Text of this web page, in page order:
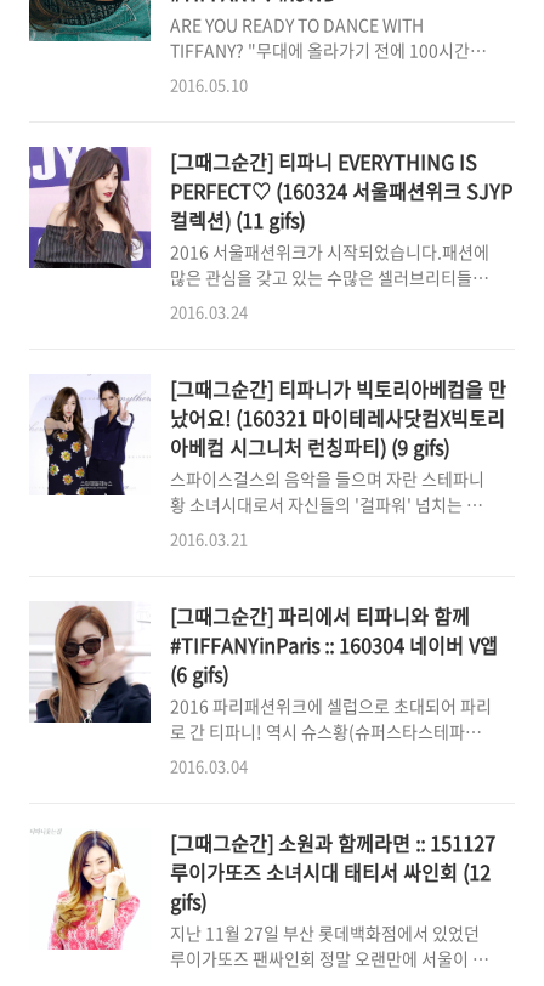
#IJustWannaDance :: 160510 티파니 솔
로 티저 (11 gifs)
ARE YOU READY TO DANCE WITH
TIFFANY? "무대에 올라가기 전에 100시간이
라도 생각하고 생각하고 준비하는" 티파니가 자
든 순간을 눈으로 귀로 마음으로 새길게요. 축하
해 파니야. 우리 같이 달리자.
2016.05.10
[그때그순간] 티파니 EVERYTHING IS
PERFECT♡ (160324 서울패션위크 SJYP
컬렉션) (11 gifs)
2016 서울패션위크가 시작되었습니다.패션에
많은 관심을 갖고 있는 수많은 셀러브리티들이
컬렉션을 관람하고 있는데요.패션! 패션!이라
도 빠질 수 없겠죠. ^^ 21일 빅토리아 베컴과의
만남을 시작으로 매일 매일 아름답고 화려한 모
습으로 우리를 만나고 있는 티파니오늘
(160324)도 티파니는 치묭적인 어깨와 레드립
으로 무장하고!SJYP(스티브제이요니피) 브랜
드의 컬렉션을 관람하기 위해 나타났어요~ 총
총 걸음으로 포토월에 등장한 티파니 워후! 워
지 요청에 진지하고 카리스마있게 응하는 티파
니의 모습 SUPERSTAR STEPHANI..
2016.03.24
[그때그순간] 티파니가 빅토리아베컴을 만
났어요! (160321 마이테레사닷컴X빅토리
아베컴 시그니처 런칭파티) (9 gifs)
스파이스걸스의 음악을 들으며 자란 스테파니
황 소녀시대로서 자신들의 '걸파워' 넘치는 무
대를 꾸밀 기회가 있을 때면 스파이스걸스의 음
소녀 http://www.teamtiffany.net/238 오늘
(160321) 드디어 빅토리아 베컴을 만나다- 자
신의 우상 빅토리아를 만나러 가던 길, 차안에서
찍은 스냅챗의 영상 속에서 기대되고 흥분된다
며 기쁨을 감추지 못하던 티파니(28, 성공한 빅
토리아베컴 덕후) 그 기쁨과 환희의 현상 속으
로 [그때그순간] 출동! LOVELY FANGIRL♡
웃음 그런 흥분..
2016.03.21
[그때그순간] 파리에서 티파니와 함께
#TIFFANYinParis :: 160304 네이버 V앱
(6 gifs)
2016 파리패션위크에 셀럽으로 초대되어 파리
로 간 티파니! 역시 슈스황(슈퍼스타스테파니
황!)답게 1. Dior(디올) 2. Acne Studios(아크
드로부터 초청을 받았다고 합니다. 다양한 쇼에
서 만나게 될 티파니의 모습이 무척 기대되네요.
^^ 이미 어제(3월 3일) 인천공항을 출국하면서,
폭풍 어깨여신美를 드러내셨던 슈스황♡ 그런
우리 슈스황 티파니의 3월 4일 네이버 V앱 라이
브에서의 모습 [그때그순간]에서 짧게 만나보겠
2016.03.04
[그때그순간] 소원과 함께라면 :: 151127
루이가또즈 소녀시대 태티서 싸인회 (12
gifs)
지난 11월 27일 부산 롯데백화점에서 있었던
루이가또즈 팬싸인회 정말 오랜만에 서울이 아